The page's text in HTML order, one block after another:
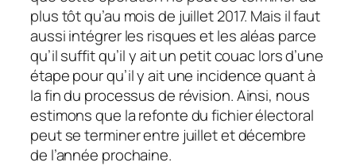
plus tôt qu’au mois de juillet 2017. Mais il faut
aussi intégrer les risques et les aléas parce
qu’il suffit qu’il y ait un petit couac lors d’une
étape pour qu’il y ait une incidence quant à
la fin du processus de révision. Ainsi, nous
estimons que la refonte du fichier électoral
peut se terminer entre juillet et décembre
de l’année prochaine.